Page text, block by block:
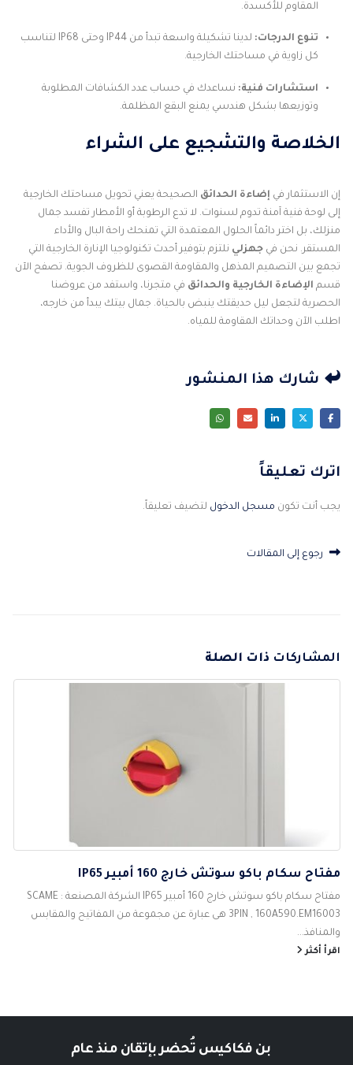
المقاوم للأكسدة.
تنوع الدرجات:
لدينا تشكيلة واسعة تبدأ من IP44 وحتى IP68 لتناسب
كل زاوية في مساحتك الخارجية.
استشارات فنية: نساعدك في حساب عدد الكشافات المطلوبة
وتوزيعها بشكل هندسي يمنع البقع المظلمة.
الخلاصة والتشجيع على الشراء
إن الاستثمار في إضاءة الحدائق الصحيحة يعني تحويل مساحتك الخارجية
إلى لوحة فنية آمنة تدوم لسنوات. لا تدع الرطوبة أو الأمطار تفسد جمال
منزلك، بل اختر دائماً الحلول المعتمدة التي تمنحك راحة البال والأداء
المستقر. نحن في جهزلي نلتزم بتوفير أحدث تكنولوجيا الإنارة الخارجية التي
تجمع بين التصميم المذهل والمقاومة القصوى للظروف الجوية. تصفح الآن
قسم الإضاءة الخارجية والحدائق في متجرنا، واستفد من عروضنا
الحصرية لتجعل ليل حديقتك ينبض بالحياة. جمال بيتك يبدأ من خارجه،
اطلب الآن وحداتك المقاومة للمياه.
شارك هذا المنشور
اترك تعليقاً
يجب أنت تكون مسجل الدخول لتضيف تعليقاً.
رجوع إلى المقالات
المشاركات ذات الصلة
مفتاح سكام باكو سوتش خارج 160 أمبير IP65
مفتاح سكام باكو سوتش خارج 160 أمبير IP65 الشركة المصنعة : SCAME
3PIN , 160A590.EM16003 هى عبارة عن مجموعة من المفاتيح والمقابس
والمنافذ...
اقرأ أكثر
بن فكاكيستُحضر بإتقان منذ عام